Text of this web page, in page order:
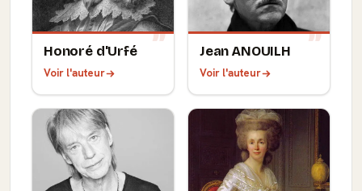
Honoré d'Urfé
Voir l'auteur
Jean ANOUILH
Voir l'auteur